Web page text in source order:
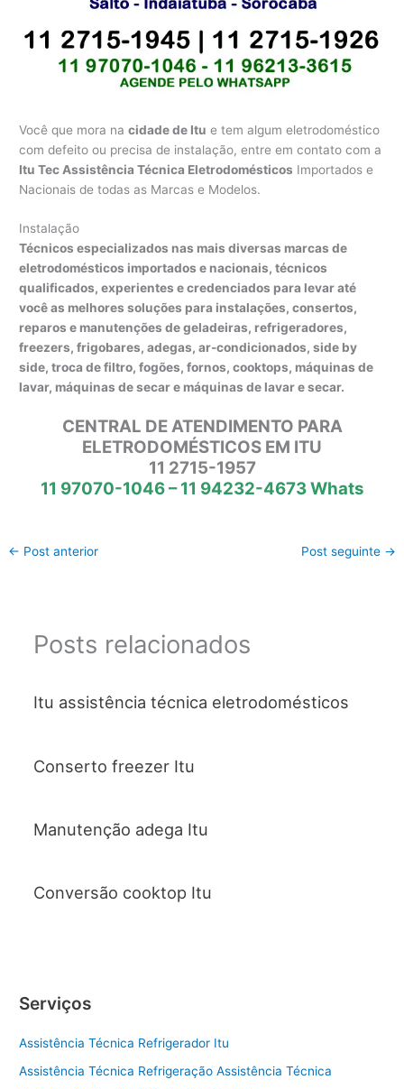
Você que mora nacidade de Itu e tem algum eletrodoméstico
com defeito ou precisa de instalação, entre em contato com a
Itu Tec Assistência Técnica Eletrodomésticos Importados e
Nacionais de todas as Marcas e Modelos.
Instalação
Técnicos especializados nas mais diversas marcas de
eletrodomésticos importados e nacionais, técnicos
qualificados, experientes e credenciados para levar até
você as melhores soluções para instalações, consertos,
reparos e manutenções de geladeiras, refrigeradores,
freezers, frigobares, adegas, ar-condicionados, side by
side, troca de filtro, fogões, fornos, cooktops, máquinas de
lavar, máquinas de secar e máquinas de lavar e secar.
CENTRAL DE ATENDIMENTO PARA
ELETRODOMÉSTICOS EM ITU
11 2715-1957
11 97070-1046 – 11 94232-4673 Whats
← Post anterior Post seguinte →
Posts relacionados
Itu assistência técnica eletrodomésticos
Conserto freezer Itu
Manutenção adega Itu
Conversão cooktop Itu
Serviços
Assistência Técnica Refrigerador Itu
Assistência Técnica Refrigeração Assistência Técnica